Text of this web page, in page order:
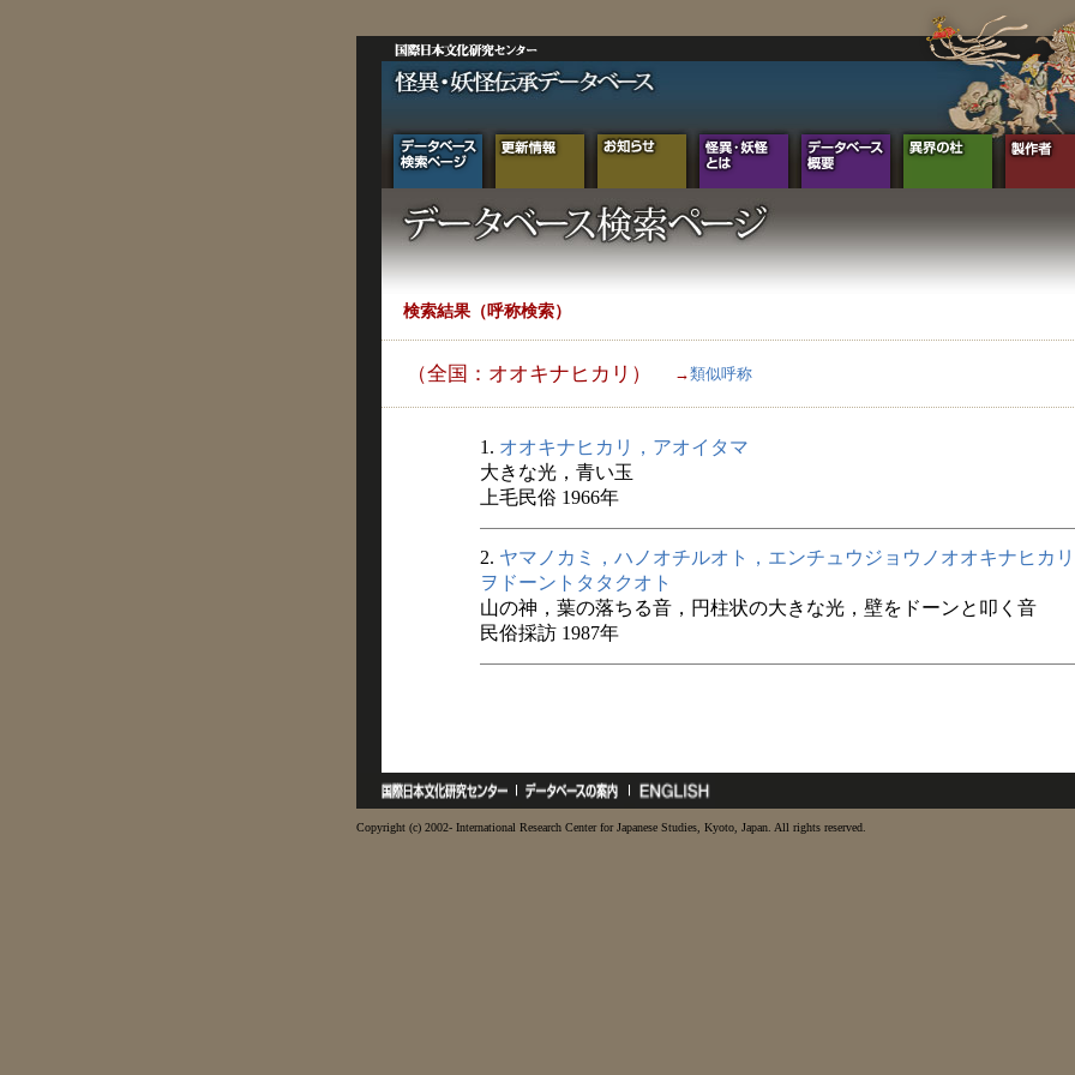
検索結果（呼称検索）
（全国：オオキナヒカリ） →類似呼称
1. オオキナヒカリ，アオイタマ
大きな光，青い玉
上毛民俗 1966年
2. ヤマノカミ，ハノオチルオト，エンチュウジョウノオオキナヒカ
ヲドーントタタクオト
山の神，葉の落ちる音，円柱状の大きな光，壁をドーンと叩く音
民俗採訪 1987年
Copyright (c) 2002- International Research Center for Japanese Studies, Kyoto, Japan. All rights reserved.